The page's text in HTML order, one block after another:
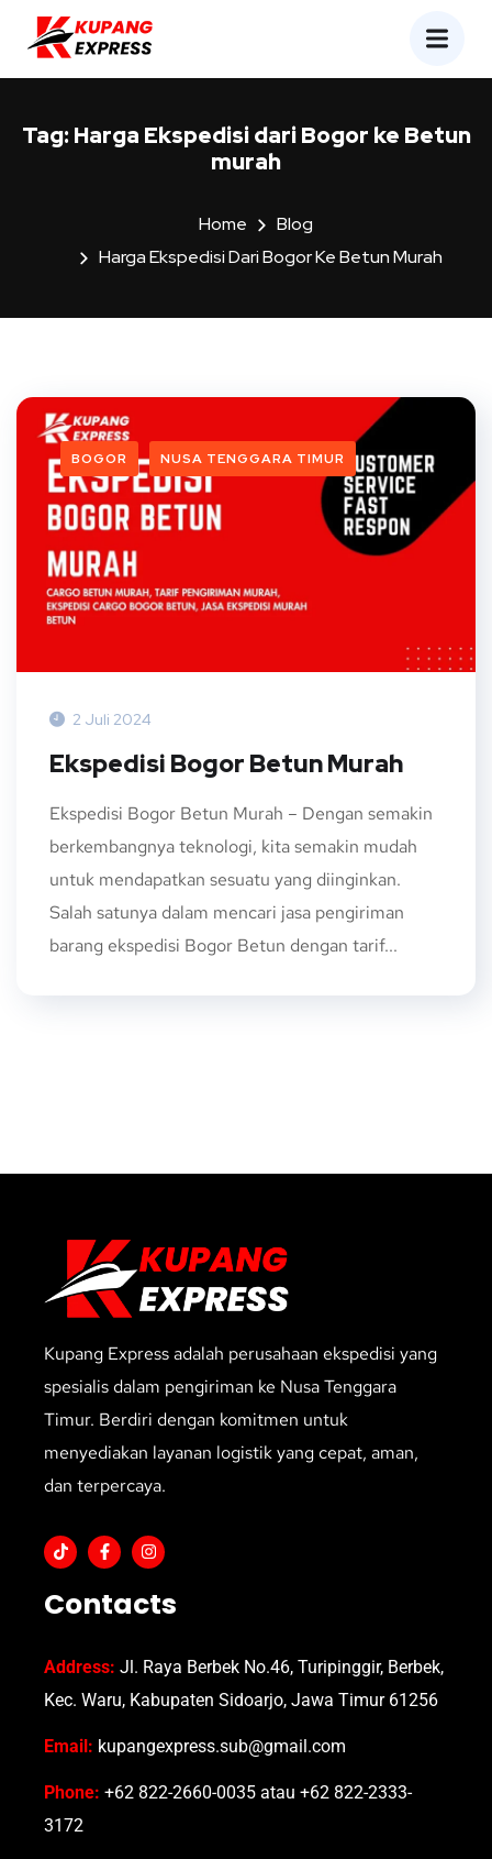
Tag: Harga Ekspedisi dari Bogor ke Betun
murah
Home
Blog
Harga Ekspedisi Dari Bogor Ke Betun Murah
BOGOR NUSA TENGGARA TIMUR
2 Juli 2024
Ekspedisi Bogor Betun Murah
Ekspedisi Bogor Betun Murah – Dengan semakin
berkembangnya teknologi, kita semakin mudah
untuk mendapatkan sesuatu yang diinginkan.
Salah satunya dalam mencari jasa pengiriman
barang ekspedisi Bogor Betun dengan tarif...
Kupang Express adalah perusahaan ekspedisi yang
spesialis dalam pengiriman ke Nusa Tenggara
Timur. Berdiri dengan komitmen untuk
menyediakan layanan logistik yang cepat, aman,
dan terpercaya.
Contacts
Address: Jl. Raya Berbek No.46, Turipinggir, Berbek,
Kec. Waru, Kabupaten Sidoarjo, Jawa Timur 61256
Email: kupangexpress.sub@gmail.com
Phone: +62 822-2660-0035 atau +62 822-2333-
3172